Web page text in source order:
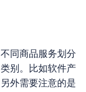
同商品服务划分
别。比如软件产
外需要注意的是